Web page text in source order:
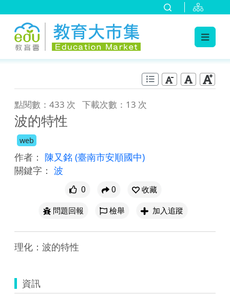
點閱數：433 次 下載次數：13 次
波的特性
web
作者： 陳又銘 (臺南市安順國中)
關鍵字： 波
0 0
收藏
問題回報
檢舉 加入追蹤
理化：波的特性
資訊